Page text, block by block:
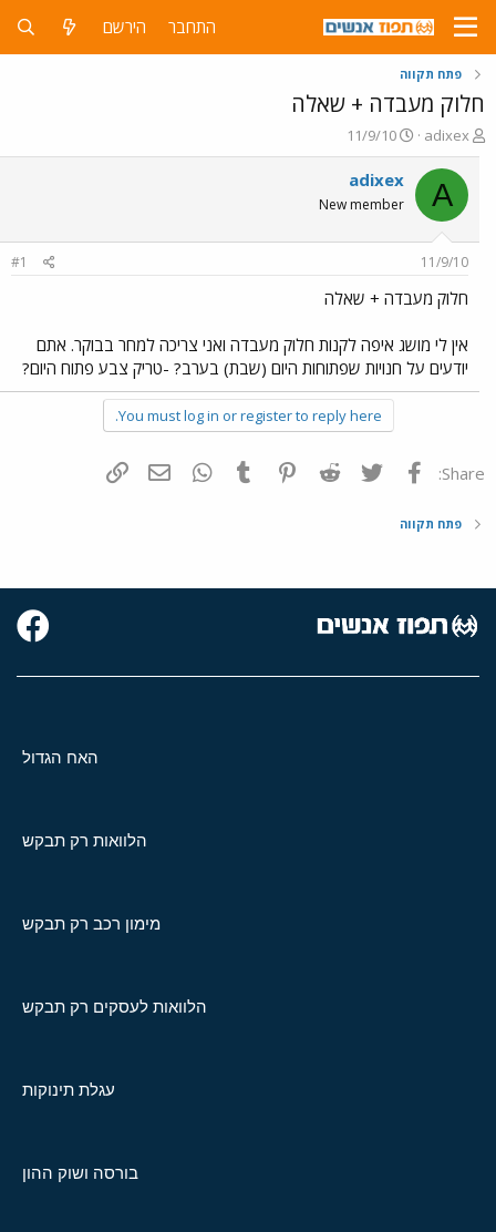
התחבר הירשם
פתח תקווה
חלוק מעבדה + שאלה
פ
ו
ת
ח
ה
ו
ש
א
adixex
פ
ו
ר
ם
ר
11/9/10
A
adixex
New member
11/9/10
#1
חלוק מעבדה + שאלה
אין לי מושג איפה לקנות חלוק מעבדה ואני צריכה למחר בבוקר. אתם
יודעים על חנויות שפתוחות היום (שבת) בערב? -טריק צבע פתוח היום?
You must log in or register to reply here.
Share: פייסבוק Twitter
Reddit
Pinterest
Tumblr
WhatsAppדואר אלקטרוני
פתח תקווה
האח הגדול
הלוואות רק תבקש
מימון רכב רק תבקש
הלוואות לעסקים רק תבקש
עגלת תינוקות
בורסה ושוק ההון